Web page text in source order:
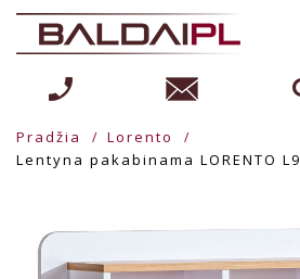
Pradžia
Lorento
Lentyna pakabinama LORENTO L9